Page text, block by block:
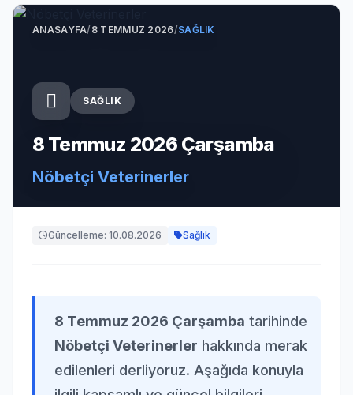
ANASAYFA/8 TEMMUZ 2026/SAĞLIK
SAĞLIK
8 Temmuz 2026 Çarşamba
Nöbetçi Veterinerler
Güncelleme: 10.08.2026 Sağlık
8 Temmuz 2026 Çarşamba tarihinde
Nöbetçi Veterinerler hakkında merak
edilenleri derliyoruz. Aşağıda konuyla